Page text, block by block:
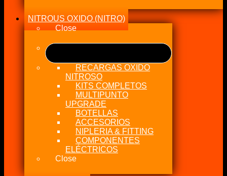
NITROUS OXIDO (NITRO)
Close
RECARGAS OXIDO
NITROSO
KITS COMPLETOS
MULTIPUNTO
UPGRADE
BOTELLAS
ACCESORIOS
NIPLERIA & FITTING
COMPONENTES
ELÉCTRICOS
Close